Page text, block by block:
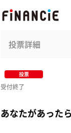
投票詳細
投票
受付終了
あなたがあった